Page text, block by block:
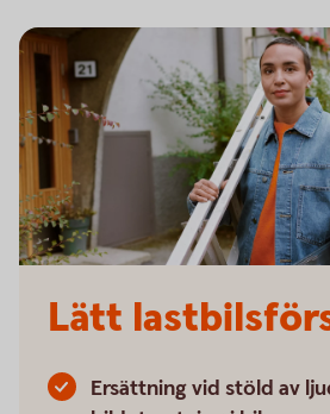
Lätt
Ersättning vid stöld av